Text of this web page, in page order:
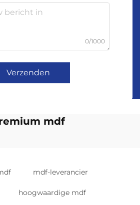
0/1000
Verzenden
mdf
mdf-leverancier
hoogwaardige mdf